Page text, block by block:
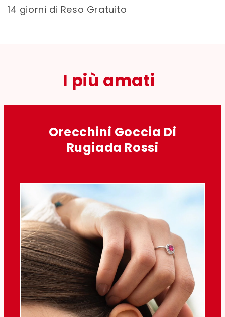
14 giorni di Reso Gratuito
I più amati
Orecchini Goccia Di
Rugiada Rossi